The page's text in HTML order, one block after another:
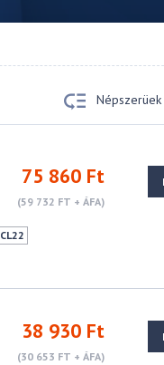
75 860 Ft
(59 732 FT + ÁFA)
CL22
38 930 Ft
(30 653 FT + ÁFA)